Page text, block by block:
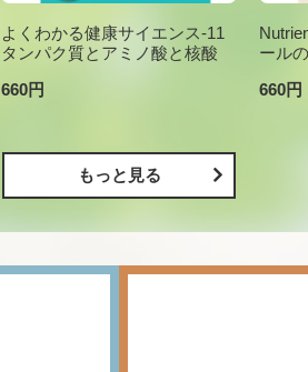
よくわかる健康サイエンス-11
タンパク質とアミノ酸と核酸
660円
ール
660円
もっと見る